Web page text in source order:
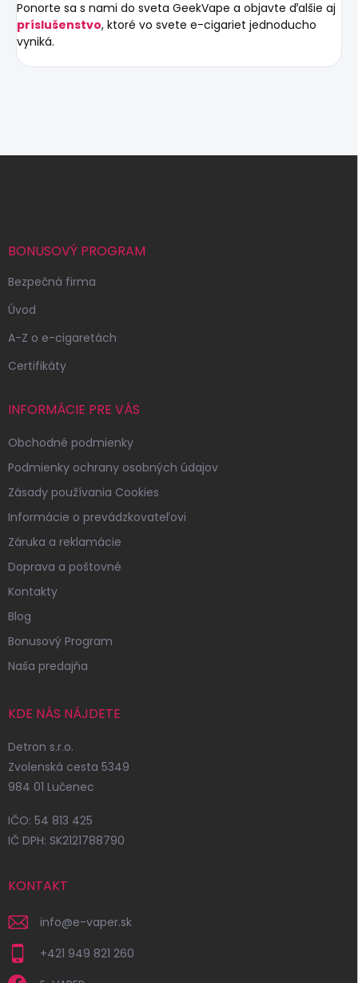
Ponorte sa s nami do sveta GeekVape a objavte ďalšie aj
príslušenstvo, ktoré vo svete e-cigariet jednoducho
vyniká.
Z
BONUSOVÝ PROGRAM
Bezpečná firma
Úvod
A-Z o e-cigaretách
Certifikáty
INFORMÁCIE PRE VÁS
Obchodné podmienky
Podmienky ochrany osobných údajov
Zásady používania Cookies
Informácie o prevádzkovateľovi
Záruka a reklamácie
Doprava a poštovné
Kontakty
Blog
Bonusový Program
Naša predajňa
KDE NÁS NÁJDETE
Detron s.r.o.
Zvolenská cesta 5349
984 01 Lučenec
IČO: 54 813 425
IČ DPH: SK2121788790
KONTAKT
info@e-vaper.sk
+421 949 821 260